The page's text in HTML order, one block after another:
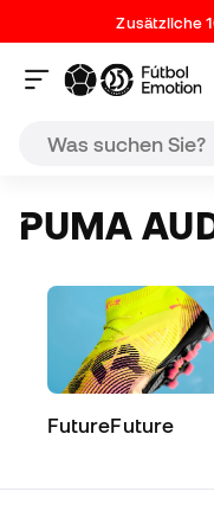
Zusätzliche
PUMA
FutureFuture